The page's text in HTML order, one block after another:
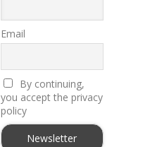
Email
By continuing,
you accept the privacy
policy